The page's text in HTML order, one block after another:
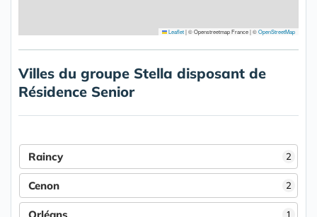
Leaflet|© Openstreetmap France | ©OpenStreetMap
Villes du groupe Stella disposant de
Résidence Senior
2
Raincy
2
Cenon
1